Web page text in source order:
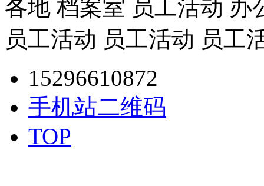
各地 档案室 员工活动 办
员工活动 员工活动 员工
15296610872
手机站二维码
TOP